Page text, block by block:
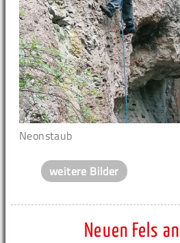
Neonstaub
weitere Bilder
Neuen Fels